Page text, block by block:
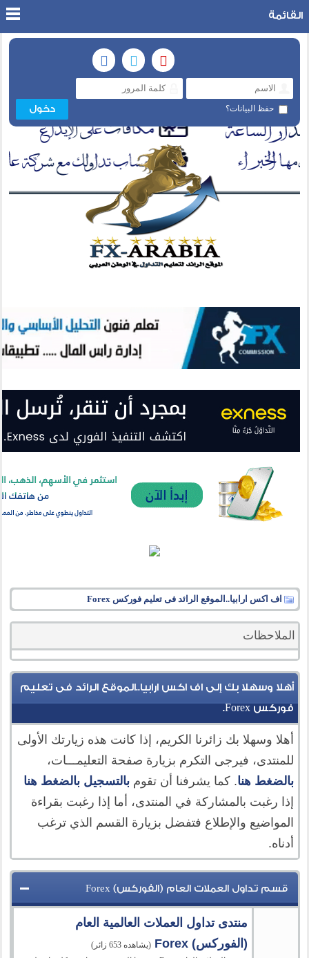
حفظ البيانات؟
القائمة
اف اكس ارابيا..الموقع الرائد فى تعليم فوركس Forex
الملاحظات
أهلا وسهلا بك إلى اف اكس ارابيا..الموقع الرائد فى تعليم
فوركس Forex.
أهلا وسهلا بك زائرنا الكريم، إذا كانت هذه زيارتك الأولى
للمنتدى، فيرجى التكرم بزيارة صفحة التعليمـــات،
بالضغط هنا. كما يشرفنا أن تقومبالتسجيل بالضغط هنا
إذا رغبت بالمشاركة في المنتدى، أما إذا رغبت بقراءة
المواضيع والإطلاع فتفضل بزيارة القسم الذي ترغب
أدناه.
قسم تداول العملات العام (الفوركس) Forex
منتدى تداول العملات العالمية العام
(الفوركس) Forex
(يشاهده 653 زائر)